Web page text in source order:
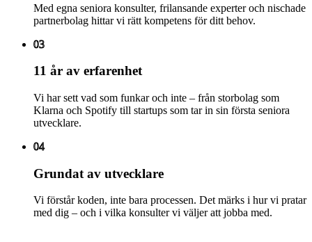
Med egna seniora konsulter, frilansande experter och nischade
partnerbolag hittar vi rätt kompetens för ditt behov.
03
11 år av erfarenhet
Vi har sett vad som funkar och inte – från storbolag som
Klarna och Spotify till startups som tar in sin första seniora
utvecklare.
04
Grundat av utvecklare
Vi förstår koden, inte bara processen. Det märks i hur vi pratar
med dig – och i vilka konsulter vi väljer att jobba med.